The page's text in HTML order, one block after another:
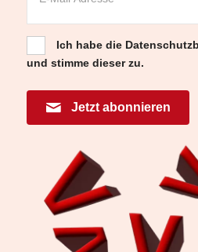
Ich habe die
und stimme dieser zu.
Jetzt abonnieren